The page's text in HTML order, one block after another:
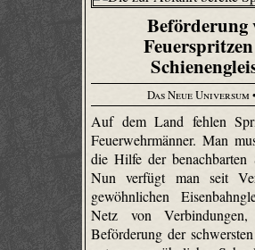
Beförderung
Das Neue Universum
Auf dem Land fehlen
Feuerwehrmänner. Man
die Hilfe der benachbarten
Nun verfügt man seit
gewöhnlichen
Netz von
Beförderung der